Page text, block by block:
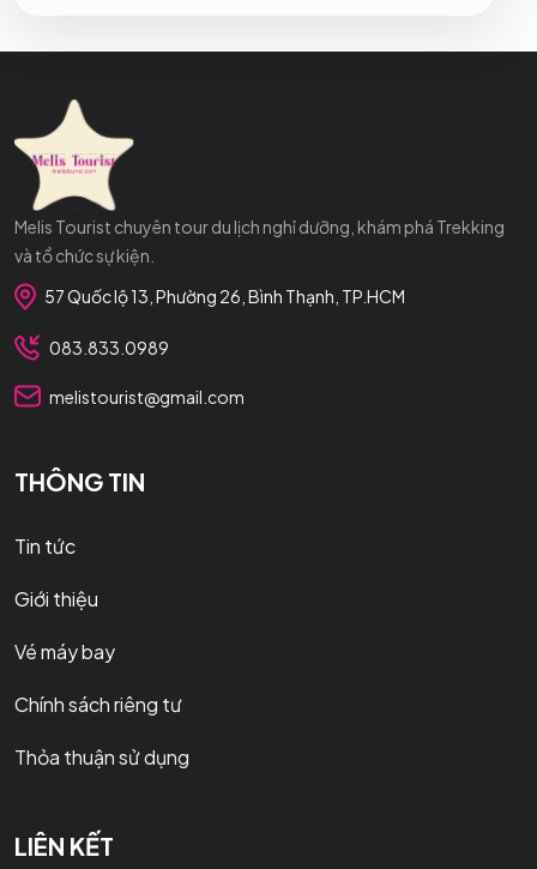
Melis Tourist chuyên tour du lịch nghỉ dưỡng, khám phá Trekking
và tổ chức sự kiện.
57 Quốc lộ 13, Phường 26, Bình Thạnh, TP.HCM
083.833.0989
melistourist@gmail.com
THÔNG TIN
Tin tức
Giới thiệu
Vé máy bay
Chính sách riêng tư
Thỏa thuận sử dụng
LIÊN KẾT